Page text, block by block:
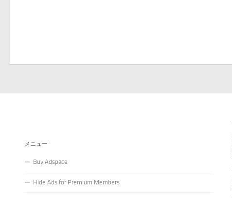
メニュー
Buy Adspace
Hide Ads for Premium Members